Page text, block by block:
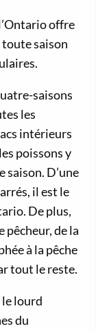
offre
toute saison
saisons
les
intérieurs
poissons y
D’une
il est le
De plus,
pêcheur, de la
à la pêche
tout le reste.
lourd
du